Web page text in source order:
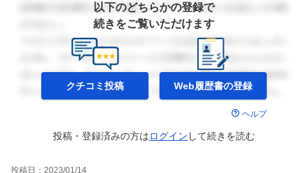
以下のどちらかの登録で
続きをご覧いただけます
クチコミ投稿 Web履歴書の登録
ヘルプ
投稿・登録済みの方はログイン して続きを読む
投稿日： 2023/01/14